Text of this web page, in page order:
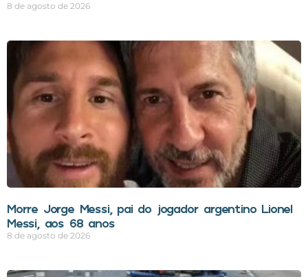
8 de agosto de 2026
Morre Jorge Messi, pai do jogador argentino Lionel
Messi, aos 68 anos
8 de agosto de 2026